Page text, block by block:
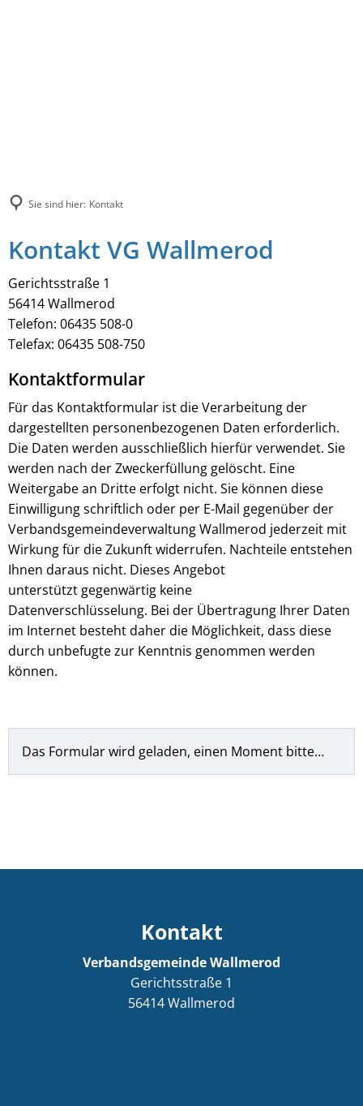
Sie sind hier: Kontakt
Kontakt VG Wallmerod
Gerichtsstraße 1
56414 Wallmerod
Telefon: 06435 508-0
Telefax: 06435 508-750
Kontaktformular
Für das Kontaktformular ist die Verarbeitung der
dargestellten personenbezogenen Daten erforderlich.
Die Daten werden ausschließlich hierfür verwendet. Sie
werden nach der Zweckerfüllung gelöscht. Eine
Weitergabe an Dritte erfolgt nicht. Sie können diese
Einwilligung schriftlich oder per E-Mail gegenüber der
Verbandsgemeindeverwaltung Wallmerod jederzeit mit
Wirkung für die Zukunft widerrufen. Nachteile entstehen
Ihnen daraus nicht. Dieses Angebot
unterstützt gegenwärtig keine
Datenverschlüsselung. Bei der Übertragung Ihrer Daten
im Internet besteht daher die Möglichkeit, dass diese
durch unbefugte zur Kenntnis genommen werden
können.
Das Formular wird geladen, einen Moment bitte…
Kontakt
Verbandsgemeinde Wallmerod
Gerichtsstraße 1
56414Wallmerod